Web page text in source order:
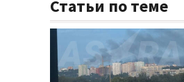
Статьи по теме